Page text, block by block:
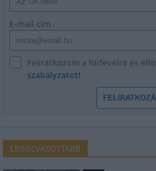
E-mail cím
Feliratkozom a hírlevélre és
szabályzatot!
LEGOLVASOTTABB